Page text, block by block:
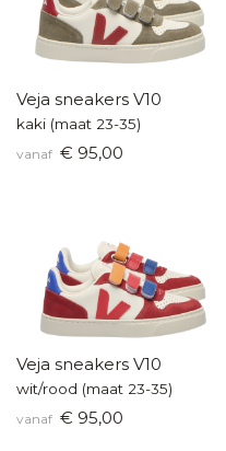
Veja sneakers V10
kaki (maat 23-35)
vanaf € 95,00
Veja sneakers V10
wit/rood (maat 23-35)
vanaf € 95,00